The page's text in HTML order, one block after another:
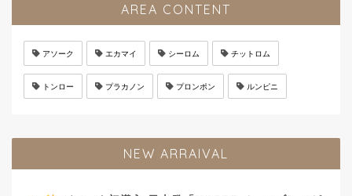
AREA CONTENT
アソーク エカマイ シーロム チットロム
トンロー プラカノン プロンポン ルンピニ
NEW ARRAIVAL